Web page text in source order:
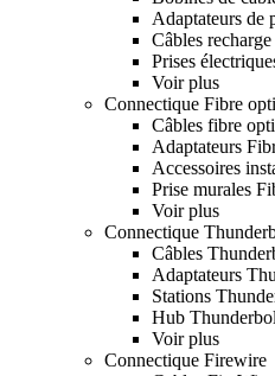
Adaptateurs de
Câbles
Prises
Voir plus
Connectique Fibre
Câbles fibre
Adaptateurs
Accessoires
Prise murales
Voir plus
Connectique
Câbles
Adaptateurs
Stations
Hub
Voir plus
Connectique Firewire